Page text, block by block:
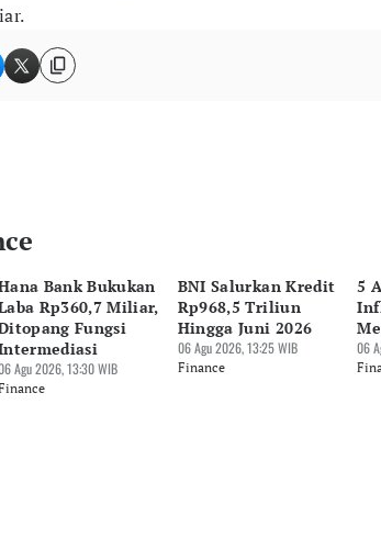
Bank Bukukan
Rp360,7 Miliar,
Fungsi
Agu 2026, 13:30 WIB
BNI Salurkan Kredit
Rp968,5 Triliun
Hingga Juni 2026
06 Agu 2026, 13:25 WIB
Finance
5
06